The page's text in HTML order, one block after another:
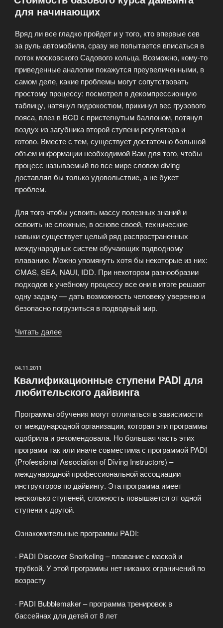
для начинающих
Вряд ли все гладко пройдет и у того, кто впервые сев
за руль автомобиля, сразу же попытается вписаться в
поток московского Садового кольца. Возможно, кому-то
приведенные аналогии покажутся преувеличенными, в
самом деле, какие проблемы могут сопутствовать
простому процессу: посмотрел в декомпрессионную
таблицу, натянул гидрокостюм, прикинул вес грузового
пояса, влез в BCD с пристегнутым баллоном, потянул
воздух из загубника второй ступени регулятора и
готово. Вместе с тем, существует достаточно большой
объем информации необходимой Вам для того, чтобы
процесс называемый во все мире словом diving
доставлял бы только удовольствие, а не букет
проблем.
Для того чтобы усвоить массу полезных знаний и
освоить не сложные, в основе своей, технические
навыки существует целый ряд распространенных
международных систем обучающих подводному
плаванию. Можно упомянуть хотя бы некоторые из них:
CMAS, SEA, NAUI, IDD. При некотором разнообразии
подходов к учебному процессу все они в итоге решают
одну задачу — дать возможность человеку уверенно и
безопасно погрузиться в подводный мир.
Читать далее
для
начинающих»
ОПУБЛИКОВАНО
04.11.2011
Квалификационные ступени PADI для
любительского дайвинга
Программы обучения могут отличаться в зависимости
от международной организации, которая эти программы
одобрила и рекомендовала. Но большая часть этих
программ так или иначе совместима с программой PADI
(Professional Association of Diving Instructors) –
международной профессиональной ассоциации
инструкторов по дайвингу. Эта программа имеет
несколько ступеней, сложность повышается от одной
ступени к другой.
Oзнакомительные программы PADI:
· PADI Discover Snorkeling – плавание с маской и
трубкой. У этой программы нет никаких ограничений по
возрасту
· PADI Bubblemaker – программа тренировок в
бассейнах для детей от 8 лет